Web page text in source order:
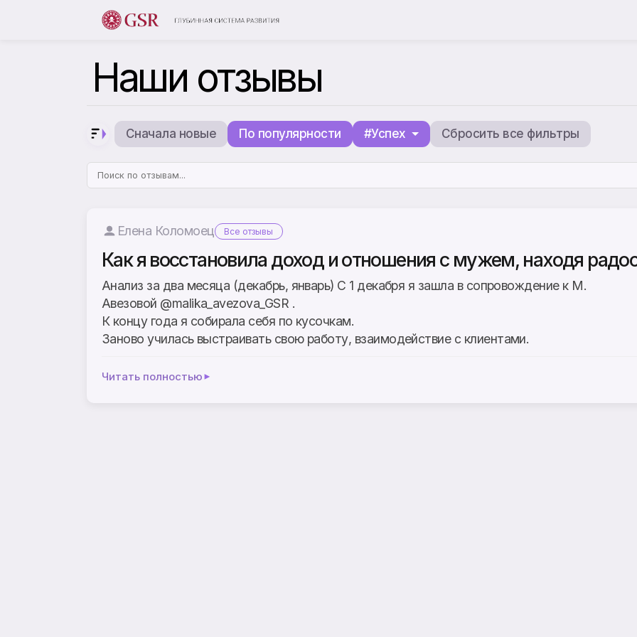
Наши отзывы
Сначала новые По популярности #Успех Сбросить все фильтры
Елена Коломоец Все отзывы
Как я восстановила доход и отношения с мужем, находя
Анализ за два месяца (декабрь, январь) С 1 декабря я зашла в сопровождение к М.
Авезовой @malika_avezova_GSR .
К концу года я собирала себя по кусочкам.
Заново училась выстраивать свою работу, взаимодействие с клиентами.
Читать полностью